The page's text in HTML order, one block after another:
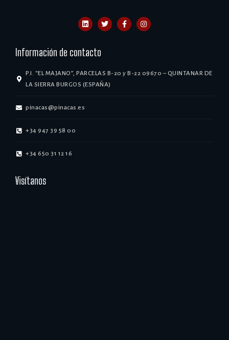
Información de contacto
P.I. “EL MAJANO”, PARCELAS B-20 y B-22 09670 – QUINTANAR DE
LA SIERRA BURGOS (ESPAÑA)
pinacas@pinacas.es
+34 947 39 58 00
+34 650 31 12 16
Visítanos